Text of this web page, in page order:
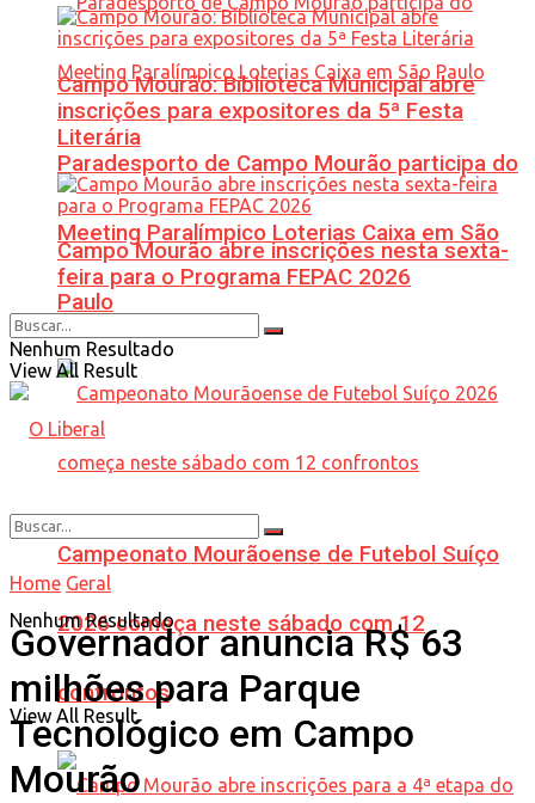
Paradesporto de Campo Mourão participa do
Meeting Paralímpico Loterias Caixa em São
Paulo
Campeonato Mourãoense de Futebol Suíço
2026 começa neste sábado com 12
confrontos
Campo Mourão: Biblioteca Municipal abre
inscrições para expositores da 5ª Festa
Literária
Campo Mourão abre inscrições nesta sexta-
feira para o Programa FEPAC 2026
Nenhum Resultado
View All Result
Nenhum Resultado
View All Result
Home Geral
Governador anuncia R$ 63
milhões para Parque
Tecnológico em Campo
Mourão